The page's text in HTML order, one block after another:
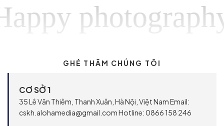
GHÉ THĂM CHÚNG TÔI
CƠ SỞ 1
35 Lê Văn Thiêm, Thanh Xuân, Hà Nội, Việt Nam Email:
cskh.alohamedia@gmail.com Hotline: 0866 158 246